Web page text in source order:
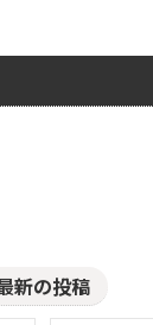
新の投稿